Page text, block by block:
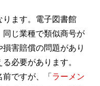
ります。電子図書館
じ業種で類似商号が
害賠償の問題があり
必要があります。
ですが、「 ラーメン